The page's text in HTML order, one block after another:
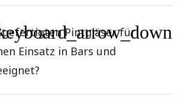
Pintgläser für
Einsatz in Bars und